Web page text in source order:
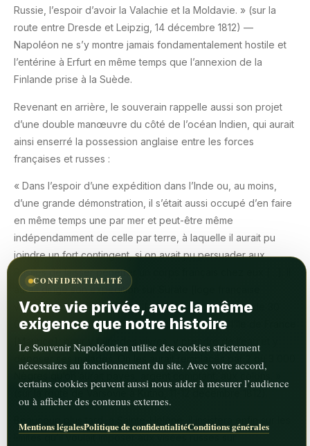
Russie, l’espoir d’avoir la Valachie et la Moldavie. » (sur la
route entre Dresde et Leipzig, 14 décembre 1812) —
Napoléon ne s’y montre jamais fondamentalement hostile et
l’entérine à Erfurt en même temps que l’annexion de la
Finlande prise à la Suède.
Revenant en arrière, le souverain rappelle aussi son projet
d’une double manœuvre du côté de l’océan Indien, qui aurait
ainsi enserré la possession anglaise entre les forces
françaises et russes :
« Dans l’espoir d’une expédition dans l’Inde ou, au moins,
d’une grande démonstration, il s’était aussi occupé d’en faire
en même temps une par mer et peut-être même
indépendamment de celle par terre, à laquelle il aurait pu
joindre un fort contingent, si on avait pu persuader aux
Russes de laisser pénétrer un corps français chez eux […]. Il
aurait dirigé son expédition sur Surate [loge française
vestige de l’ancien empire]. […] Il l’aurait composée de 30
000 hommes. L’expédition n’aurait relâché qu’à l’île de France
(sur la route de Varsovie à Kutno, 11-12 décembre 1812).
limites qu’il voulait imposer aux visées russes sur
CONFIDENTIALITÉ
Votre vie privée, avec la même
exigence que notre histoire
Le Souvenir Napoléonien utilise des cookies strictement
nécessaires au fonctionnement du site. Avec votre accord,
certains cookies peuvent aussi nous aider à mesurer l’audience
ou à afficher des contenus externes.
Mentions légalesPolitique de confidentialitéConditions générales